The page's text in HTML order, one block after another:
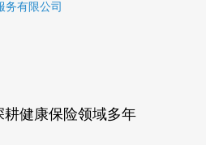
健康保险领域多年